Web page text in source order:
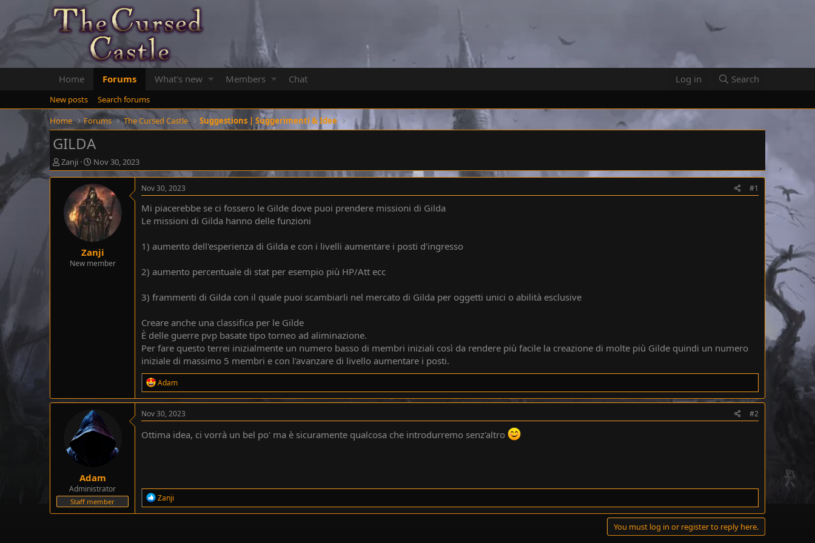
Home Forums What's new Members Chat Log in Search
New posts
Search forums
Home
Forums The Cursed Castle Suggestions | Suggerimenti & Idee
GILDA
T
h
a
d
Zanji
S
t
a
r
t
d
a
e
Nov 30, 2023
Zanji
New member
Nov 30, 2023 #1
Mi piacerebbe se ci fossero le Gilde dove puoi prendere missioni di Gilda
Le missioni di Gilda hanno delle funzioni
1) aumento dell'esperienza di Gilda e con i livelli aumentare i posti d'ingresso
2) aumento percentuale di stat per esempio più HP/Att ecc
3) frammenti di Gilda con il quale puoi scambiarli nel mercato di Gilda per oggetti unici o abilità esclusive
Creare anche una classifica per le Gilde
È delle guerre pvp basate tipo torneo ad aliminazione.
Per fare questo terrei inizialmente un numero basso di membri iniziali così da rendere più facile la creazione di molte più Gilde quindi un numero
iniziale di massimo 5 membri e con l'avanzare di livello aumentare i posti.
R
e
a
c
t
o
Adam
Adam
Administrator
Staff member
Nov 30, 2023 #2
Ottima idea, ci vorrà un bel po' ma è sicuramente qualcosa che introdurremo senz'altro
R
e
a
Zanji
You must log in or register to reply here.